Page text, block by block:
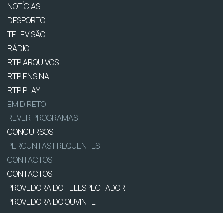
NOTÍCIAS
DESPORTO
TELEVISÃO
RÁDIO
RTP ARQUIVOS
RTP ENSINA
RTP PLAY
EM DIRETO
REVER PROGRAMAS
CONCURSOS
PERGUNTAS FREQUENTES
CONTACTOS
CONTACTOS
PROVEDORA DO TELESPECTADOR
PROVEDORA DO OUVINTE